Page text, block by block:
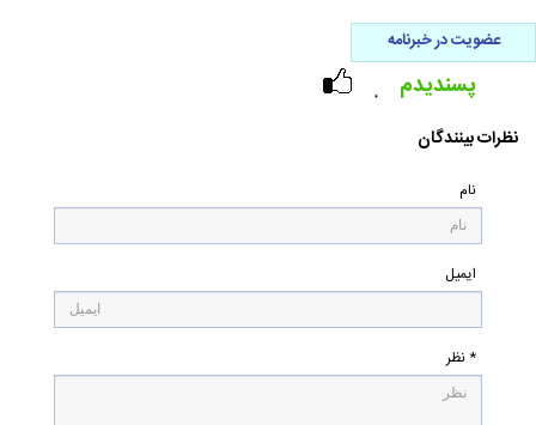
عضویت در خبرنامه
۰ پسندیدم
نظرات بینندگان
نام
ایمیل
* نظر